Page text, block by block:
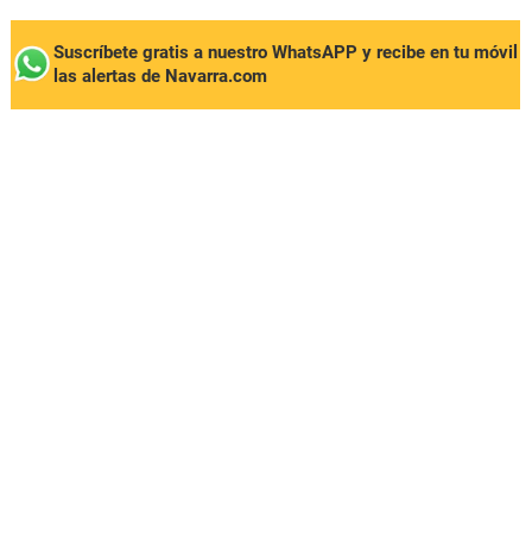
Suscríbete gratis a nuestro WhatsAPP y recibe en tu móvil
las alertas de Navarra.com